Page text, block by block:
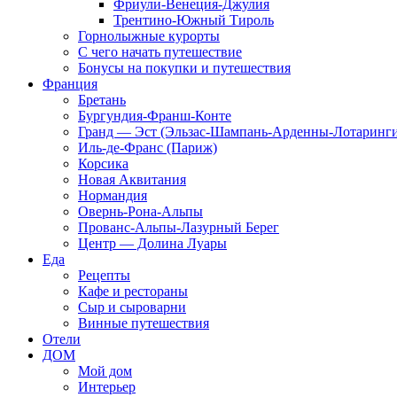
Фриули-Венеция-Джулия
Трентино-Южный Тироль
Горнолыжные курорты
С чего начать путешествие
Бонусы на покупки и путешествия
Франция
Бретань
Бургундия-Франш-Конте
Гранд — Эст (Эльзас-Шампань-Арденны-
Иль-де-Франс (Париж)
Корсика
Новая Аквитания
Нормандия
Овернь-Рона-Альпы
Прованс-Альпы-Лазурный Берег
Центр — Долина Луары
Еда
Рецепты
Кафе и рестораны
Сыр и сыроварни
Винные путешествия
Отели
ДОМ
Мой дом
Интерьер